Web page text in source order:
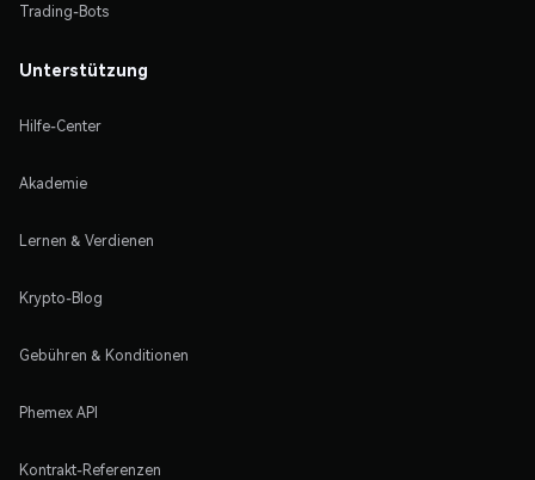
Trading-Bots
Unterstützung
Hilfe-Center
Akademie
Lernen & Verdienen
Krypto-Blog
Gebühren & Konditionen
Phemex API
Kontrakt-Referenzen